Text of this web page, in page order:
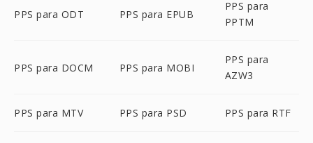
PPS para ODT PPS para EPUB
PPS para
PPTM
PPS para DOCM PPS para MOBI
PPS para
AZW3
PPS para MTV PPS para PSD PPS para RTF